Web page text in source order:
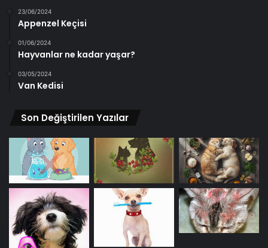
23/06/2024
Appenzel Keçisi
01/06/2024
Hayvanlar ne kadar yaşar?
03/05/2024
Van Kedisi
Son Değiştirilen Yazılar